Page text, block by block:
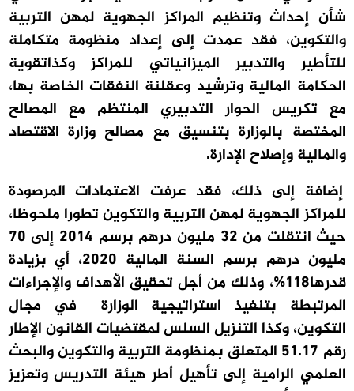
شأن إحداث وتنظيم المراكز الجهوية لمهن التربية
والتكوين، فقد عمدت إلى إعداد منظومة متكاملة
للتأطير والتدبير الميزانياتي للمراكز وكذاتقوية
الحكامة المالية وترشيد وعقلنة النفقات الخاصة بها،
مع تكريس الحوار التدبيري المنتظم مع المصالح
المختصة بالوزارة بتنسيق مع مصالح وزارة الاقتصاد
والمالية وإصلاح الإدارة.
إضافة إلى ذلك، فقد عرفت الاعتمادات المرصودة
للمراكز الجهوية لمهن التربية والتكوين تطورا ملحوظا،
حيث
انتقلت من 32 مليون درهم برسم 2014 إلى 70
مليون درهم برسم السنة المالية 2020، أي بزيادة
قدرها118% ، وذلك من أجل تحقيق الأهداف والإجراءات
المرتبطة بتنفيذ استراتيجية الوزارة في مجال
التكوين، وكذا التنزيل السلس لمقتضيات القانون الإطار
رقم 51.17 المتعلق بمنظومة التربية والتكوين والبحث
العلمي الرامية إلى تأهيل أطر هيئة التدريس وتعزيز